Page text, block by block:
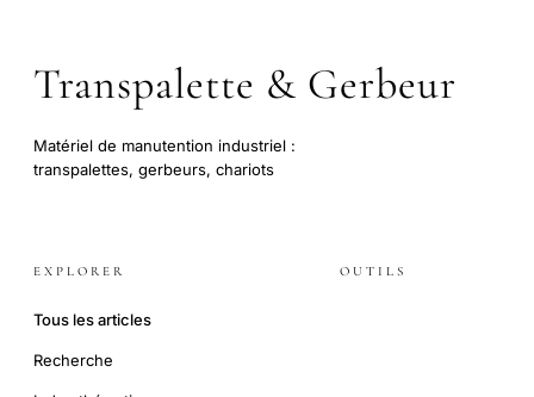
Transpalette & Gerbeur
Matériel de manutention industriel :
transpalettes, gerbeurs, chariots
EXPLORER
Tous les articles
Recherche
OUTILS